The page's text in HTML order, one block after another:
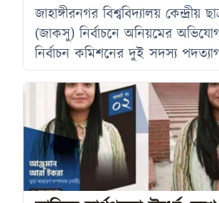
জাহাঙ্গীরনগর বিশ্ববিদ্যালয় কেন্দ্রীয়
(জাকসু) নির্বাচনে অনিয়মের
নির্বাচন কমিশনের দুই সদস্য
শুক্রবার প্রথমে পদত্যাগ করেন
অধ্যাপক মাফরুহি সাত্তার। তিনি
জাতীয়তাবাদী শিক্ষক ফোরামের
শনিবার পদত্যাগ করেন নৃবিজ্ঞান
এবং বঙ্গবন্ধু শিক্ষক পরিষদের
অনুষদের আহ্বায়ক কমিটির
রেজওয়ানা করিম স্নিগ্ধা। দুই দিনের ব্যবধানে